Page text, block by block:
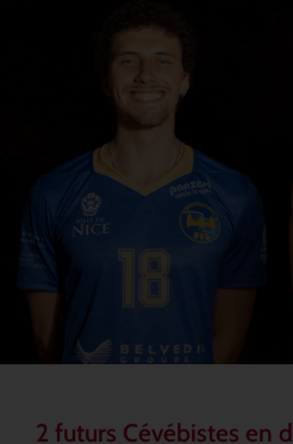
2 futurs Cévébistes en